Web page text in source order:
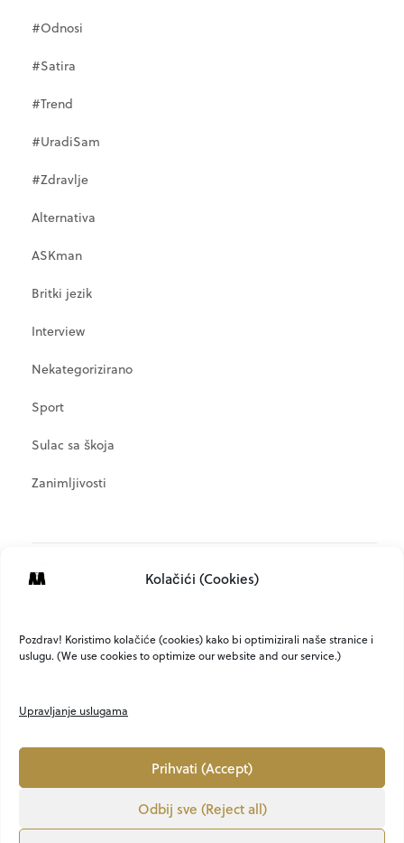
Kolačići (Cookies)
Pozdrav! Koristimo kolačiće (cookies) kako bi optimizirali naše stranice i
uslugu. (We use cookies to optimize our website and our service.)
Upravljanje uslugama
Prihvati (Accept)
Odbij sve (Reject all)
#Odnosi
#Satira
#Trend
#UradiSam
#Zdravlje
Alternativa
ASKman
Britki jezik
Interview
Nekategorizirano
Sport
Sulac sa škoja
Zanimljivosti
Kanal objava
Kanal komentara
MARKETING PRIVATNOST